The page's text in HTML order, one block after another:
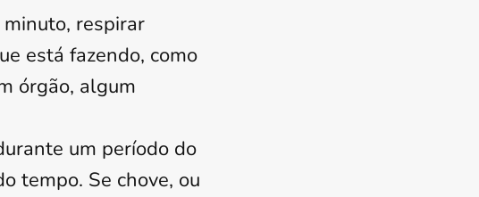
respirar
está fazendo, como
órgão, algum
um período do
tempo. Se chove, ou